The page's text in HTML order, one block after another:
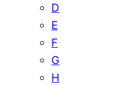
D
E
F
G
H